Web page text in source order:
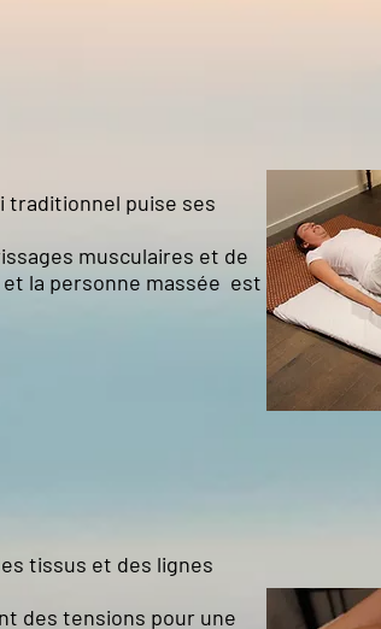
traditionnel puise ses
musculaires et de
la personne massée est
tissus et des lignes
des tensions pour une